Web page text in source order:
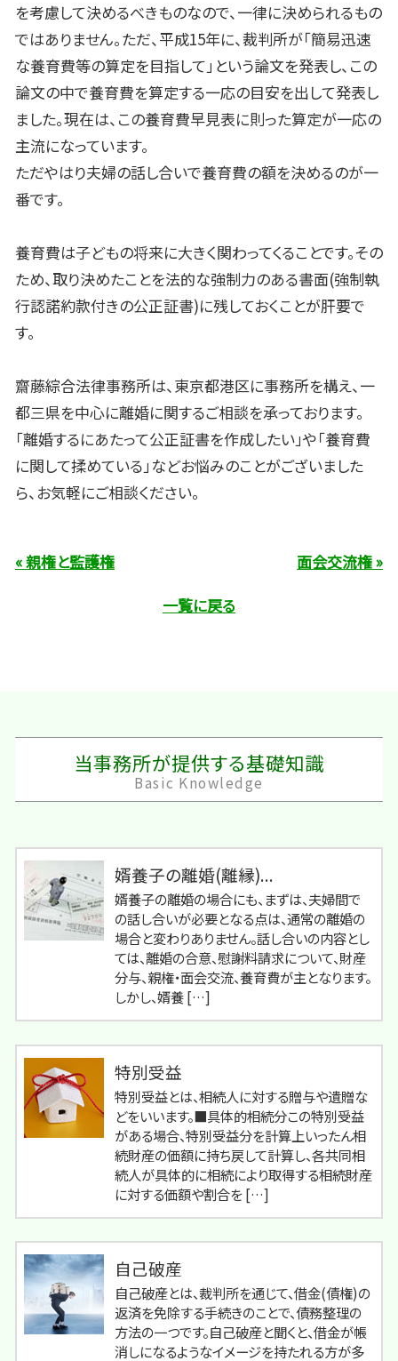
を考慮して決めるべきものなので、一律に決められるもの
ではありません。ただ、平成15年に、裁判所が「簡易迅速
な養育費等の算定を目指して」という論文を発表し、この
論文の中で養育費を算定する一応の目安を出して発表し
ました。現在は、この養育費早見表に則った算定が一応の
主流になっています。
ただやはり夫婦の話し合いで養育費の額を決めるのが一
番です。
養育費は子どもの将来に大きく関わってくることです。その
ため、取り決めたことを法的な強制力のある書面(強制執
行認諾約款付きの公正証書)に残しておくことが肝要で
す。
齋藤綜合法律事務所は、東京都港区に事務所を構え、一
都三県を中心に離婚に関するご相談を承っております。
「離婚するにあたって公正証書を作成したい」や「養育費
に関して揉めている」などお悩みのことがございました
ら、お気軽にご相談ください。
« 親権と監護権
面会交流権 »
一覧に戻る
当事務所が提供する基礎知識
Basic Knowledge
婿養子の離婚(離縁)...
婿養子の離婚の場合にも、まずは、夫婦間で
の話し合いが必要となる点は、通常の離婚の
場合と変わりありません。話し合いの内容とし
ては、離婚の合意、慰謝料請求について、財産
分与、親権・面会交流、養育費が主となります。
しかし、婿養 […]
特別受益
特別受益とは、相続人に対する贈与や遺贈な
どをいいます。■具体的相続分この特別受益
がある場合、特別受益分を計算上いったん相
続財産の価額に持ち戻して計算し、各共同相
続人が具体的に相続により取得する相続財産
に対する価額や割合を […]
自己破産
自己破産とは、裁判所を通じて、借金(債権)の
返済を免除する手続きのことで、債務整理の
方法の一つです。自己破産と聞くと、借金が帳
消しになるようなイメージを持たれる方が多